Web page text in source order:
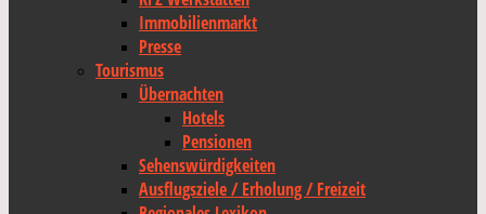
Immobilienmarkt
Presse
Tourismus
Übernachten
Hotels
Pensionen
Sehenswürdigkeiten
Ausflugsziele / Erholung / Freizeit